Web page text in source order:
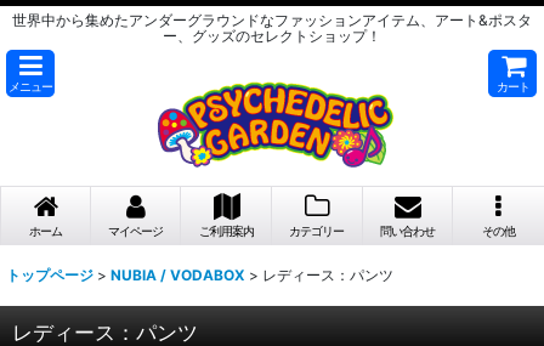
世界中から集めたアンダーグラウンドなファッションアイテム、アート&ポスタ
ー、グッズのセレクトショップ！
メニュー カート
ホーム マイページ ご利用案内 カテゴリー 問い合わせ その他
トップページ > NUBIA / VODABOX > レディース：パンツ
レディース：パンツ